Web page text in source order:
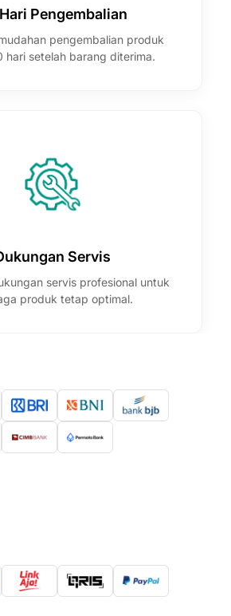
Pengembalian
pengembalian produk
hari setelah barang diterima.
Servis
servis profesional untuk
produk tetap optimal.